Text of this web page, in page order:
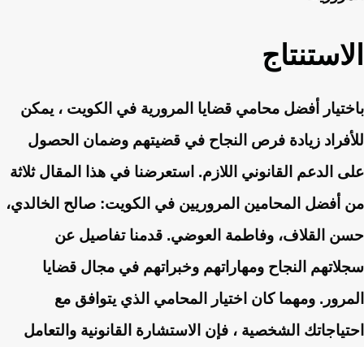
الاستنتاج
باختيار أفضل محامي قضايا المرورية في الكويت ، يمكن
للأفراد زيادة فرص النجاح في قضيتهم وضمان الحصول
على الدعم القانوني اللازم. استعرضنا في هذا المقال ثلاثة
من أفضل المحامين المروريين في الكويت: صالح الخالدي،
حسن القلاف، وفاطمة العوضي. قدمنا تفاصيل عن
سجلاتهم النجاح ومهاراتهم وخبراتهم في مجال قضايا
المرور. ومهما كان اختيار المحامي الذي يتوافق مع
احتياجاتك الشخصية ، فإن الاستشارة القانونية والتعامل